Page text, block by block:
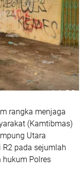
rangka menjaga
(Kamtibmas)
Utara
pada sejumlah
Polres